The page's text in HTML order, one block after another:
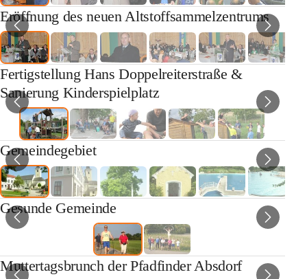
Eröffnung des neuen Altstoffsammelzentrums
Fertigstellung Hans Doppelreiterstraße &
Sanierung Kinderspielplatz
Gemeindegebiet
Gesunde Gemeinde
Muttertagsbrunch der Pfadfinder Absdorf